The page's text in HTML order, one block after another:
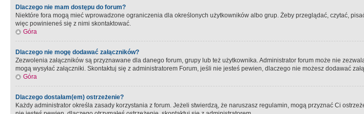
Dlaczego nie mam dostępu do forum?
Niektóre fora mogą mieć wprowadzone ograniczenia dla określonych użytkowników albo grup. Żeby przeglądać, czytać,
więc powinieneś się z nimi skontaktować.
Góra
Dlaczego nie mogę dodawać załączników?
Zezwolenia załączników są przyznawane dla danego forum, grupy lub też użytkownika. Administrator forum może nie
mogą wysyłać załączniki. Skontaktuj się z administratorem Forum, jeśli nie jesteś pewien, dlaczego nie możesz dodawać
Góra
Dlaczego dostałam(em) ostrzeżenie?
Każdy administrator określa zasady korzystania z forum. Jeżeli stwierdzą, że naruszasz regulamin, mogą przyznać Ci